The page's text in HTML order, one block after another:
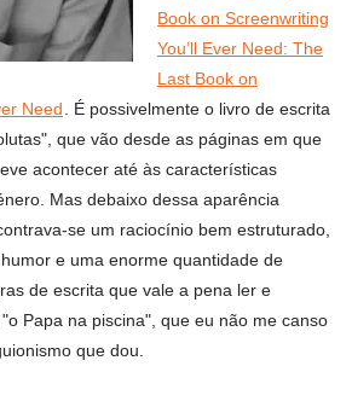
Book on Screenwriting
You’ll Ever Need: The
Last Book on
Need
. É possivelmente o livro de escrita
que vão desde as páginas em que
acontecer até às características
Mas debaixo dessa aparência
se um raciocínio bem estruturado,
e uma enorme quantidade de
de escrita que vale a pena ler e
Papa na piscina", que eu não me canso
que dou.